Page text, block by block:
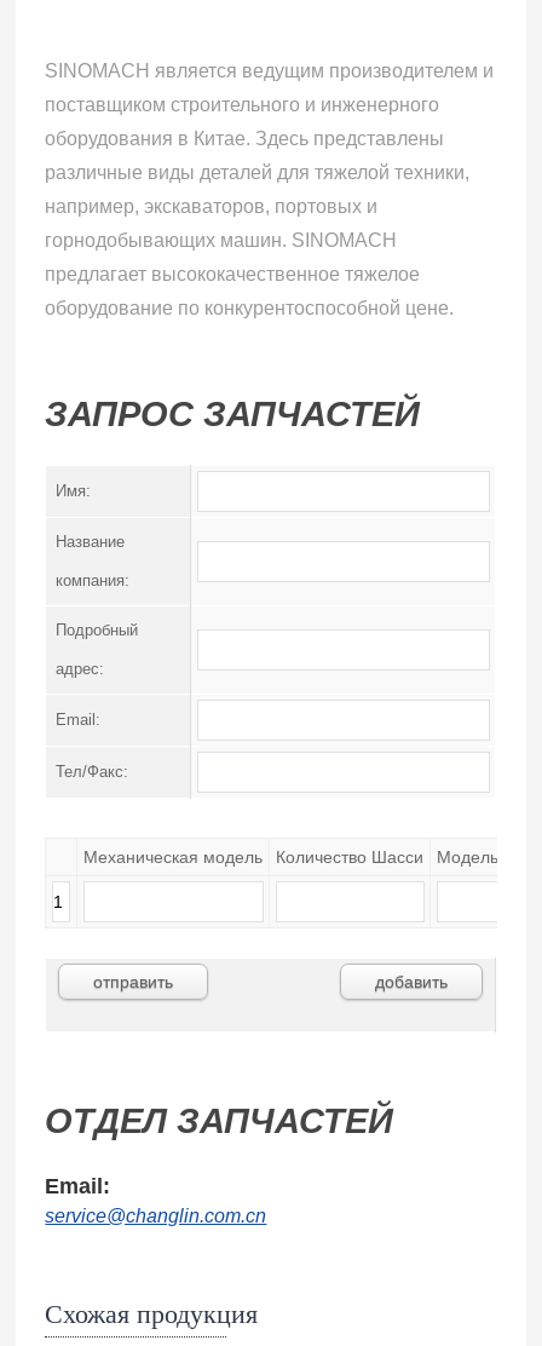
SINOMACH является ведущим производителем и
поставщиком строительного и инженерного
оборудования в Китае. Здесь представлены
различные виды деталей для тяжелой техники,
например, экскаваторов, портовых и
горнодобывающих машин. SINOMACH
предлагает высококачественное тяжелое
оборудование по конкурентоспособной цене.
ЗАПРОС ЗАПЧАСТЕЙ
Имя:
Название
компания:
Подробный
адрес:
Email:
Тел/Факс:
Механическая модель Количество Шасси Модель
ОТДЕЛ ЗАПЧАСТЕЙ
Email:
service@changlin.com.cn
Схожая продукция